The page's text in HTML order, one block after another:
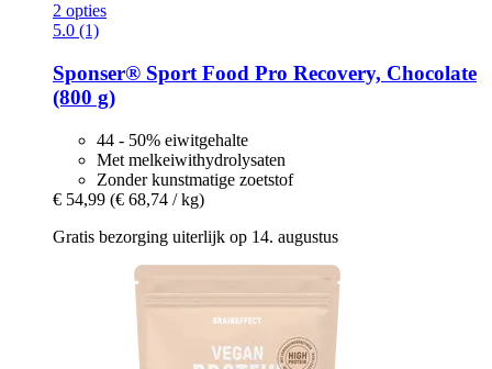
2 opties
5.0 (1)
Sponser® Sport Food Pro Recovery, Chocolate
(800 g)
44 - 50% eiwitgehalte
Met melkeiwithydrolysaten
Zonder kunstmatige zoetstof
€ 54,99 (€ 68,74 / kg)
Gratis bezorging uiterlijk op 14. augustus